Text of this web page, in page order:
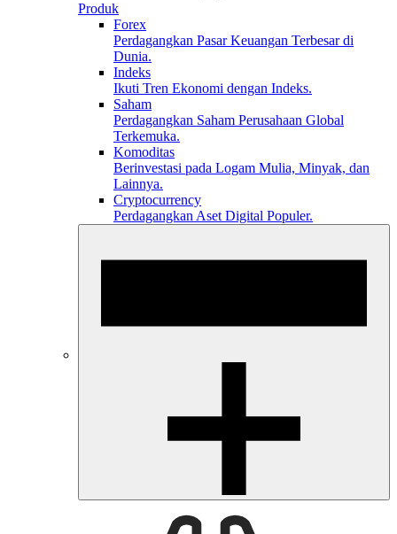
Produk
Forex
Perdagangkan Pasar Keuangan Terbesar di
Dunia.
Indeks
Ikuti Tren Ekonomi dengan Indeks.
Saham
Perdagangkan Saham Perusahaan Global
Terkemuka.
Komoditas
Berinvestasi pada Logam Mulia, Minyak, dan
Lainnya.
Cryptocurrency
Perdagangkan Aset Digital Populer.